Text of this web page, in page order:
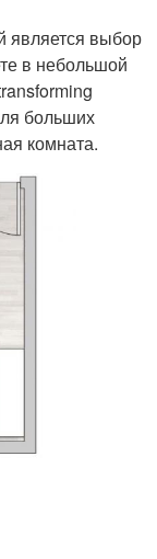
является выбор
в небольшой
больших
комната.